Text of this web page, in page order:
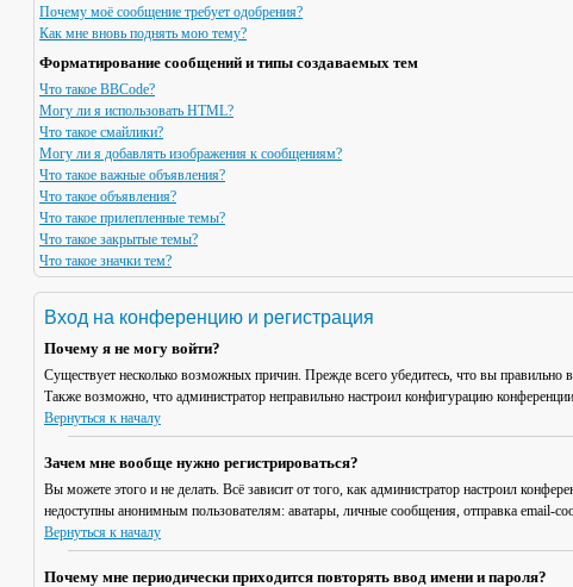
Почему моё сообщение требует одобрения?
Как мне вновь поднять мою тему?
Форматирование сообщений и типы создаваемых тем
Что такое BBCode?
Могу ли я использовать HTML?
Что такое смайлики?
Могу ли я добавлять изображения к сообщениям?
Что такое важные объявления?
Что такое объявления?
Что такое прилепленные темы?
Что такое закрытые темы?
Что такое значки тем?
Вход на конференцию и регистрация
Почему я не могу войти?
Существует несколько возможных причин. Прежде всего убедитесь, что вы
Также возможно, что администратор неправильно настроил конфигурацию
Вернуться к началу
Зачем мне вообще нужно регистрироваться?
Вы можете этого и не делать. Всё зависит от того, как администратор настроил
недоступны анонимным пользователям: аватары, личные сообщения, отправка email-
Вернуться к началу
Почему мне периодически приходится повторять ввод имени и пароля?